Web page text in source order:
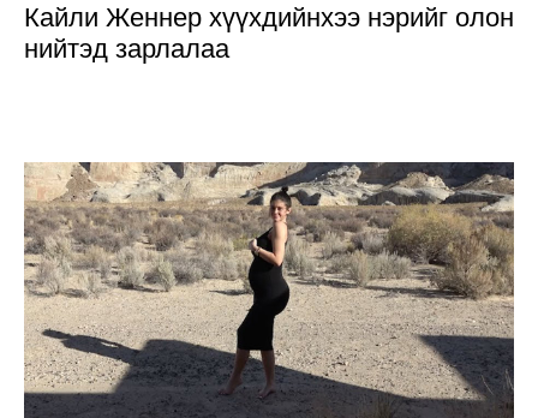
Кайли Женнер хүүхдийнхээ нэрийг олон
нийтэд зарлалаа